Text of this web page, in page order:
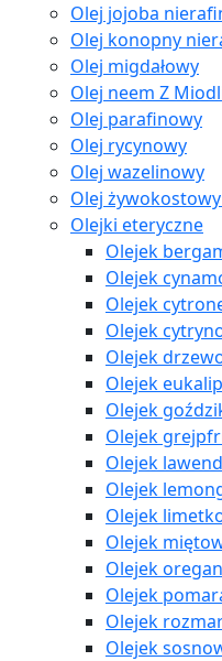
Olej jojoba
Olej konopny
Olej migdałowy
Olej neem Z
Olej parafinowy
Olej rycynowy
Olej wazelinowy
Olej
Olejki eteryczne
Olejek
Olejek
Olejek
Olejek
Olejek
Olejek
Olejek
Olejek
Olejek
Olejek
Olejek
Olejek
Olejek
Olejek
Olejek
Olejek